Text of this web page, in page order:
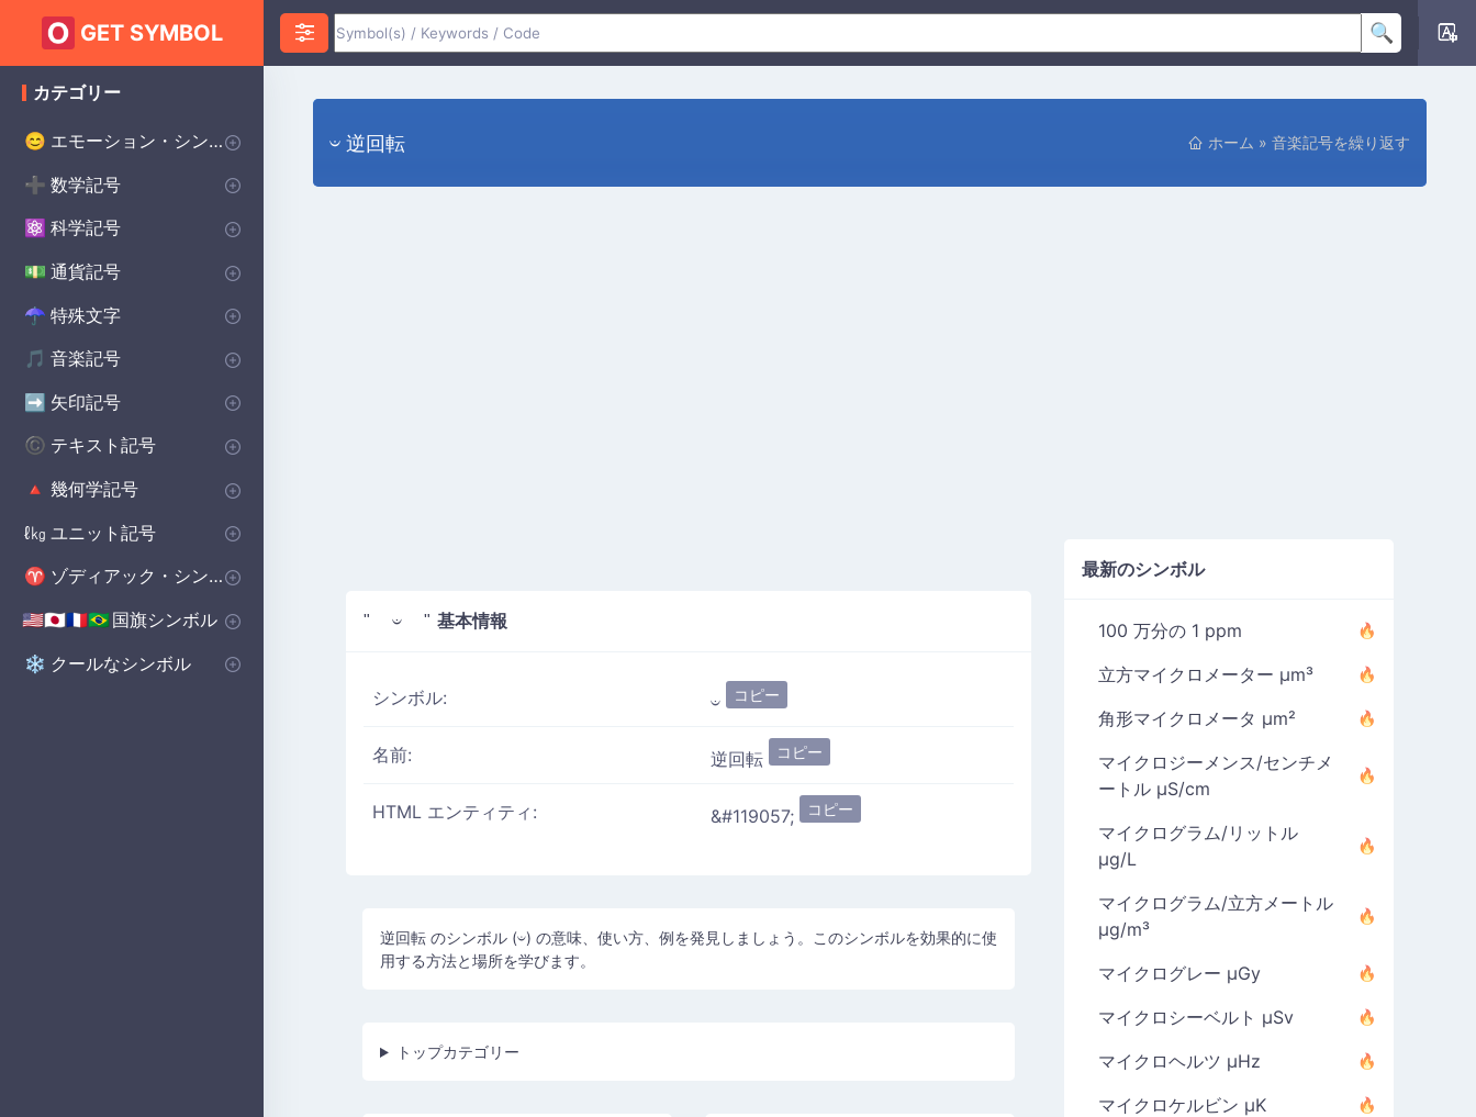
GET SYMBOL
𝄑 逆回転 ホーム » 音楽記号を繰り返す
" 𝄑 " 基本情報
シンボル: 𝄑 コピー
名前: 逆回転 コピー
HTML エンティティ: &#119057; コピー
逆回転 のシンボル (𝄑) の意味、使い方、例を発見しましょう。このシンボルを効果的に使
用する方法と場所を学びます。
トップカテゴリー
最新のシンボル
100 万分の 1 ppm
立方マイクロメーター µm³
角形マイクロメータ µm²
マイクロジーメンス/センチメ
ートル µS/cm
マイクログラム/リットル
µg/L
マイクログラム/立方メートル
µg/m³
マイクログレー µGy
マイクロシーベルト µSv
マイクロヘルツ µHz
マイクロケルビン µK
カテゴリー
😊 エモーション・シンボル
♥ ハートのシンボル
❤️ 愛のシンボル
😡 怒りのシンボル
😰 不安のシンボル
😀 ハッピーシンボル
😰 悲しいシンボル
😲 サプライズシンボル
😨 恐怖のシンボル
😊 スマイリーシンボル
💌 誓いのシンボル
🔴 幸運のシンボル
➕ 数学記号
♾️ インフィニティ・シンボル
∑ 代数記号
⌀ 幾何学記号
π 円周率記号
Δ デルタ記号
√ 平方根記号
α アルファシンボル
> より大きい記号
< より小さい記号
Σ シグマシンボル
± プラスマイナス記号
÷ 除算記号
λ ラムダ記号
P(A)統計記号
∑ 合計記号
⚛️ 科学記号
Ac 化学記号
β 物理記号
Θ シータ記号
° 度記号
Ω オメガシンボル
⚯ 生物学の記号
💵 通貨記号
$ 世界の主要通貨
¢ セント記号
£ ポンド通貨記号
¥ 日本円 通貨記号
☂︎ 特殊文字
: 句読点
⚜ 装飾的なシンボル
• ドット記号
☮️ プリンスシンボル
⚔️ ベルセルクのシンボル
⚔️ バイキングのシンボル
🔨 溶接記号
🏫 学校のシンボル
⭐ スター・ウォーズのシンボル
ॐ ヒンドゥー教のシンボル
☯️ 異教のシンボル
🎵 音楽記号
♩ 備考 記号
♯ 記号
🎵 休符記号
🎼 音楽記号を繰り返す
➡️ 矢印記号
➡️ 方向矢印
↓ 下矢印記号
→ 右矢印記号
↑ 上矢印記号
^ キャレット矢印記号
©️ テキスト記号
©️ 著作権シンボル
♀ 女性のシンボル
❤️ 美的シンボル
♂ 男性のシンボル
🦇 バットマンのシンボル
Ⓐ 無政府主義のシンボル
✝️ 十字のシンボル
¶ 段落記号
🚗 車のシンボル
🧩 自閉症のシンボル
☘️ ケルトのシンボル
🍽️ 食器洗い機の記号
🔮 ハリー・ポッターのシンボル
🔨 北欧のシンボル
🐉 保護シンボル
🔺 幾何学記号
🔺 基本図形
⬟ ポリゴンシンボル
■ 立体図形記号
ℓ㎏ ユニット記号
📏 体積単位 記号
μ マイクロ単位記号
♈ ゾディアック・シンボル
♈ 西洋の星座シンボル
🇺🇸🇯🇵🇫🇷🇧🇷 国旗シンボル
の 国のシンボル
🇺🇸🇬🇧🇨🇳国旗シンボル
❄️ クールなシンボル